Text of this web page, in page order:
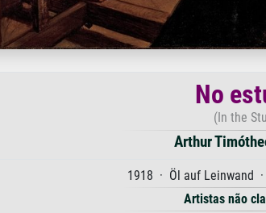
No
(In the
Arthur
1918 · Öl auf Leinwand
Artistas não